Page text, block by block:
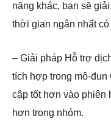
năng khác, bạn sẽ
thời gian ngắn nhất có
– Giải pháp Hỗ trợ
tích hợp trong mô-đun
cập tốt hơn vào phiên
hơn trong nhóm.